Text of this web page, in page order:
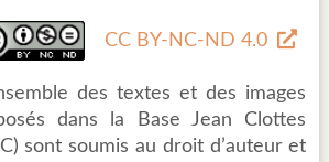
CC BY-NC-ND 4.0
des textes et des images
dans la Base Jean Clottes
sont soumis au droit d’auteur et